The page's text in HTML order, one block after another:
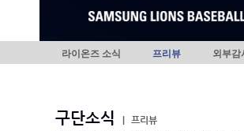
라이온즈 소식 프리뷰 외부감
구단소식
프리뷰